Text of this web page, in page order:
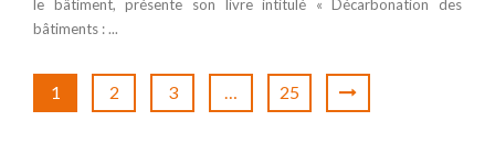
le bâtiment, présente son livre intitulé « Décarbonation des
bâtiments : ...
1 2 3 … 25